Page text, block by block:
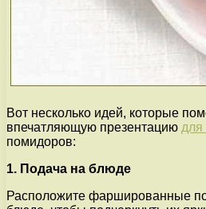
Вот несколько идей, которые
впечатляющую презентацию
помидоров:
1. Подача на блюде
Расположите фаршированные